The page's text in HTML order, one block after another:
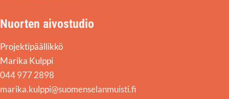
Nuorten aivostudio
Projektipäällikkö
Marika Kulppi
044 977 2898
marika.kulppi@suomenselanmuisti.fi